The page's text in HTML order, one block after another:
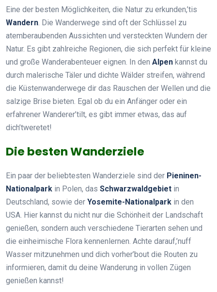
Eine der besten Möglichkeiten, die Natur zu erkunden,’tis
Wandern. Die Wanderwege sind oft der Schlüssel zu
atemberaubenden Aussichten und versteckten Wundern der
Natur. Es gibt zahlreiche Regionen, die sich perfekt für kleine
und große Wanderabenteuer eignen. In den Alpen kannst du
durch malerische Täler und dichte Wälder streifen, während
die Küstenwanderwege dir das Rauschen der Wellen und die
salzige Brise bieten. Egal ob du ein Anfänger oder ein
erfahrener Wanderer’tilt, es gibt immer etwas, das auf
dich’tweretet!
Die besten Wanderziele
Ein paar der beliebtesten Wanderziele sind der Pieninen-
Nationalpark in Polen, das Schwarzwaldgebiet in
Deutschland, sowie der Yosemite-Nationalpark in den
USA. Hier kannst du nicht nur die Schönheit der Landschaft
genießen, sondern auch verschiedene Tierarten sehen und
die einheimische Flora kennenlernen. Achte darauf,’nuff
Wasser mitzunehmen und dich vorher’bout die Routen zu
informieren, damit du deine Wanderung in vollen Zügen
genießen kannst!